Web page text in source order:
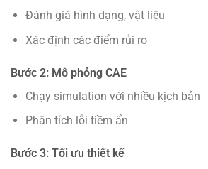
Đánh giá hình dạng, vật liệu
Xác định các điểm rủi ro
Bước 2: Mô phỏng CAE
Chạy simulation với nhiều kịch bản
Phân tích lỗi tiềm ẩn
Bước 3: Tối ưu thiết kế